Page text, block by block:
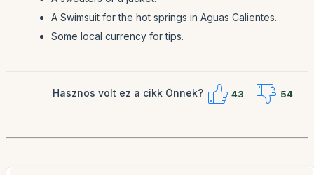
A Swimsuit for the hot springs in Aguas Calientes.
Some local currency for tips.
Hasznos volt ez a cikk Önnek? 43 54